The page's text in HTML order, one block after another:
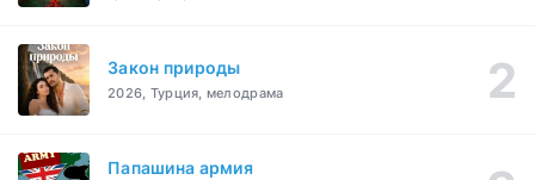
Закон природы
2026, Турция, мелодрама
Папашина армия